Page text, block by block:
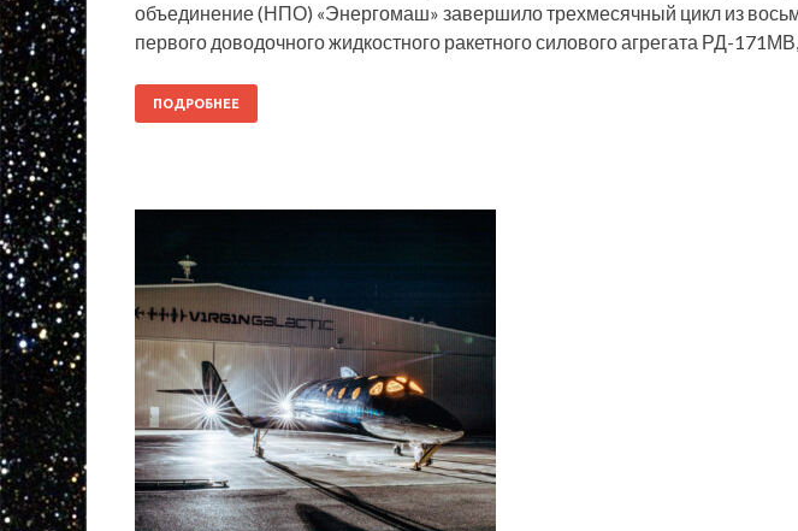
объединение (НПО) «Энергомаш» завершило трехмесячный цикл из
первого доводочного жидкостного ракетного силового агрегата РД-
ПОДРОБНЕЕ